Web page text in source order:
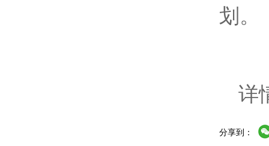
划。
详
分享到：